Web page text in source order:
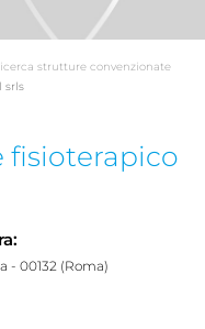
strutture convenzionate
srls
fisioterapico
- 00132 (Roma)